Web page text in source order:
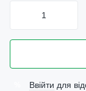
Ввійти для